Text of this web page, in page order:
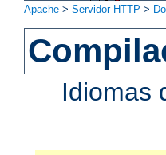
Apache > Servidor HTTP >
Idiomas